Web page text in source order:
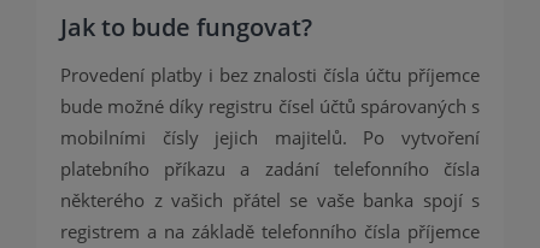
Jak to bude fungovat?
Provedení platby i bez znalosti čísla účtu příjemce
bude možné díky registru čísel účtů spárovaných s
mobilními čísly jejich majitelů. Po vytvoření
platebního příkazu a zadání telefonního čísla
některého z vašich přátel se vaše banka spojí s
registrem a na základě telefonního čísla příjemce